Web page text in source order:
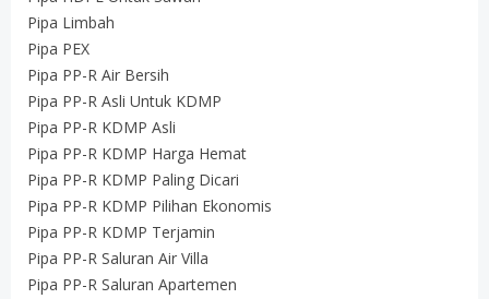
Pipa Limbah
Pipa PEX
Pipa PP-R Air Bersih
Pipa PP-R Asli Untuk KDMP
Pipa PP-R KDMP Asli
Pipa PP-R KDMP Harga Hemat
Pipa PP-R KDMP Paling Dicari
Pipa PP-R KDMP Pilihan Ekonomis
Pipa PP-R KDMP Terjamin
Pipa PP-R Saluran Air Villa
Pipa PP-R Saluran Apartemen